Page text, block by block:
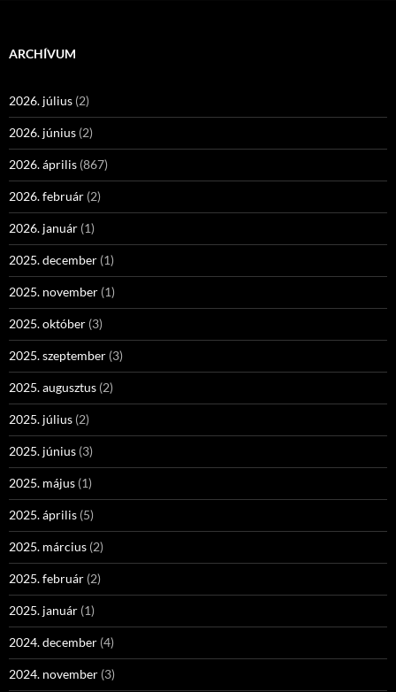
ARCHÍVUM
2026. július (2)
2026. június (2)
2026. április (867)
2026. február (2)
2026. január (1)
2025. december (1)
2025. november (1)
2025. október (3)
2025. szeptember (3)
2025. augusztus (2)
2025. július (2)
2025. június (3)
2025. május (1)
2025. április (5)
2025. március (2)
2025. február (2)
2025. január (1)
2024. december (4)
2024. november (3)